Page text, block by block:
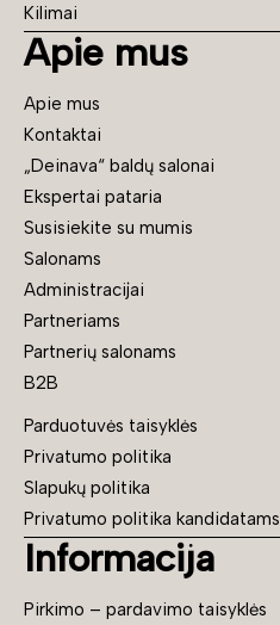
Kilimai
Apie mus
Apie mus
Kontaktai
„Deinava“ baldų salonai
Ekspertai pataria
Susisiekite su mumis
Salonams
Administracijai
Partneriams
Partnerių salonams
B2B
Parduotuvės taisyklės
Privatumo politika
Slapukų politika
Privatumo politika kandidatams
Informacija
Pirkimo – pardavimo taisyklės